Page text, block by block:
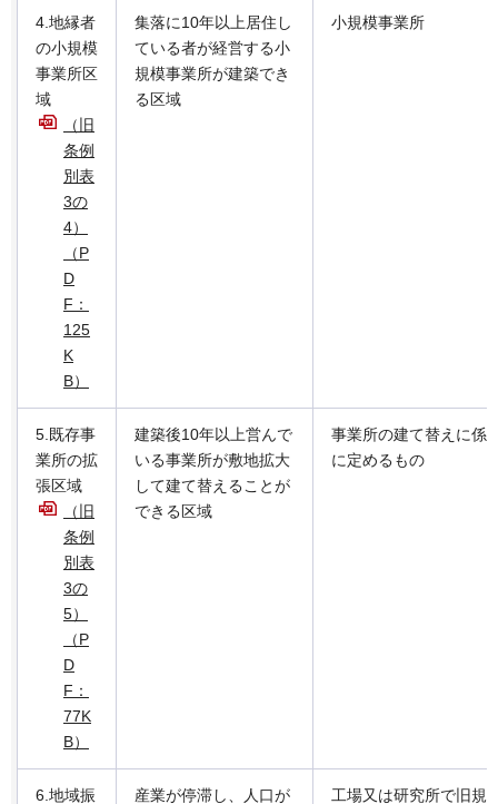
4.地縁者
の小規模
事業所区
域
（旧
条例
別表
3の
4）
（P
D
F：
125
K
B）
集落に10年以上居住し
ている者が経営する小
規模事業所が建築でき
る区域
小規模事業所
5.既存事
業所の拡
張区域
（旧
条例
別表
3の
5）
（P
D
F：
77K
B）
建築後10年以上営んで
いる事業所が敷地拡大
して建て替えることが
できる区域
事業所の建て替えに係
に定めるもの
6.地域振
産業が停滞し、人口が
工場又は研究所で旧規